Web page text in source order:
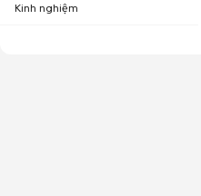
Kinh nghiệm